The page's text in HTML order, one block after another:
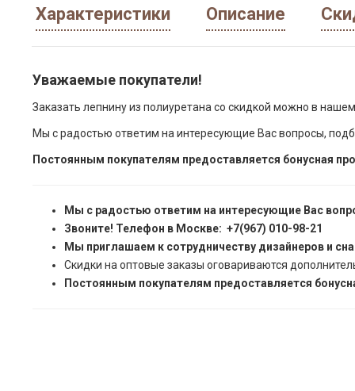
Характеристики Описание
Уважаемые покупатели!
Заказать лепнину из полиуретана со скидкой можно в
Мы с радостью ответим на интересующие Вас вопросы,
Постоянным покупателям предоставляется бонусная
Мы с радостью ответим на интересующие Вас
Звоните! Телефон в Москве: +7(967) 010-98-21
Мы приглашаем к сотрудничеству дизайнеров и
Скидки на оптовые заказы оговариваются
Постоянным покупателям предоставляется